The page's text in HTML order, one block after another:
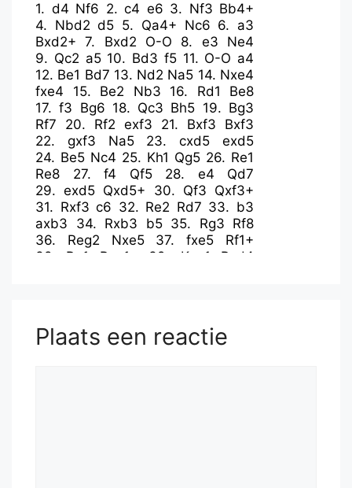
1. d4 Nf6 2. c4 e6 3. Nf3 Bb4+
4. Nbd2 d5 5. Qa4+ Nc6 6. a3
Bxd2+
7. Bxd2 O-O 8. e3
Ne4
9. Qc2 a5 10. Bd3 f5 11. O-O a4
12. Be1 Bd7 13. Nd2 Na5 14. Nxe4
fxe4
15. Be2 Nb3 16. Rd1
Be8
17.f3 Bg6 18. Qc3 Bh5 19. Bg3
Rf7
20. Rf2 exf3 21. Bxf3
Bxf3
22. gxf3 Na5 23.cxd5
exd5
24. Be5 Nc4 25. Kh1 Qg5 26. Re1
Re8
27. f4 Qf5 28. e4
Qd7
29.exd5 Qxd5+ 30. Qf3 Qxf3+
31. Rxf3 c6 32. Re2 Rd7 33. b3
axb3
34. Rxb3 b5 35. Rg3 Rf8
36. Reg2 Nxe5 37.fxe5
Rf1+
38. Rg1 Rxg1+ 39. Kxg1
Rxd4
Plaats een reactie